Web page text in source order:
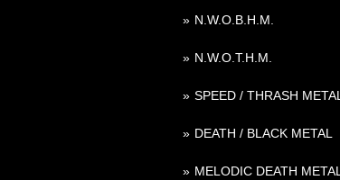
N.W.O.B.H.M.
N.W.O.T.H.M.
SPEED / THRASH METAL
DEATH / BLACK METAL
MELODIC DEATH METAL